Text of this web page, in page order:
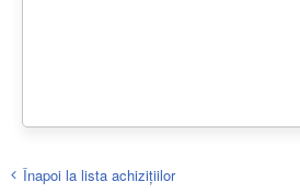
Înapoi la lista achiziţiilor